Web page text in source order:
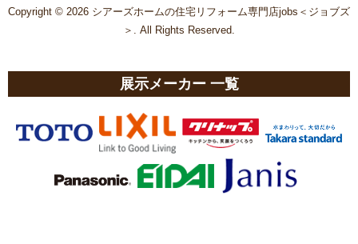
Copyright © 2026 シアーズホームの住宅リフォーム専門店jobs＜ジョブズ
＞. All Rights Reserved.
展示メーカー 一覧